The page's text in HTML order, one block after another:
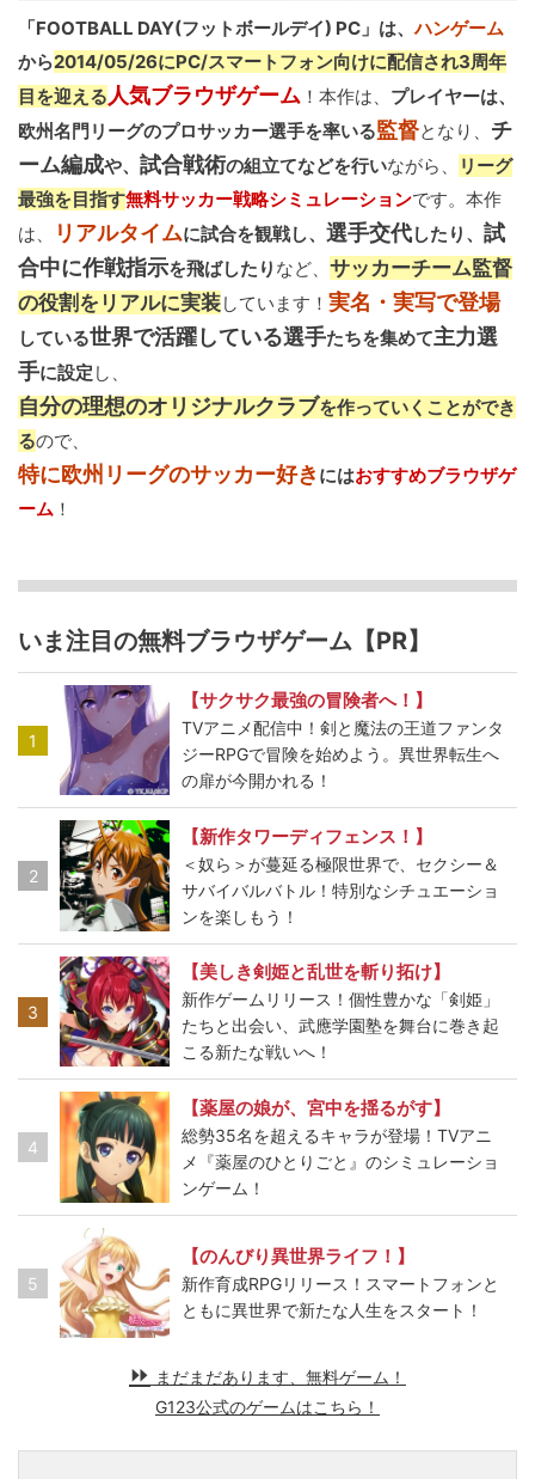
「FOOTBALL DAY(フットボールデイ) PC」は、ハンゲーム
から2014/05/26にPC/スマートフォン向けに配信され3周年
目を迎える 人気ブラウザゲーム ！本作は、 プレイヤーは、
欧州名門リーグのプロサッカー選手を率いる監督となり、 チ
ーム編成や、 試合戦術の組立てなどを行いながら、
リーグ
最強を目指す無料サッカー戦略シミュレーションです。本作
は、
リアルタイムに試合を観戦し、 選手交代したり、 試
合中に作戦指示を飛ばしたり など、 サッカーチーム監督
の役割をリアルに実装しています！ 実名・実写で登場
している世界で活躍している選手たちを集めて主力選
手に設定 し、
自分の理想のオリジナルクラブを作っていくことができ
るので、
特に欧州リーグのサッカー好き にはおすすめブラウザゲ
ーム ！
いま注目の無料ブラウザゲーム【PR】
1
【サクサク最強の冒険者へ！】
TVアニメ配信中！剣と魔法の王道ファンタ
ジーRPGで冒険を始めよう。異世界転生へ
の扉が今開かれる！
2
【新作タワーディフェンス！】
＜奴ら＞が蔓延る極限世界で、セクシー＆
サバイバルバトル！特別なシチュエーショ
ンを楽しもう！
3
【美しき剣姫と乱世を斬り拓け】
新作ゲームリリース！個性豊かな「剣姫」
たちと出会い、武應学園塾を舞台に巻き起
こる新たな戦いへ！
4
【薬屋の娘が、宮中を揺るがす】
総勢35名を超えるキャラが登場！TVアニ
メ『薬屋のひとりごと』のシミュレーショ
ンゲーム！
5
【のんびり異世界ライフ！】
新作育成RPGリリース！スマートフォンと
ともに異世界で新たな人生をスタート！
まだまだあります、無料ゲーム！
G123公式のゲームはこちら！